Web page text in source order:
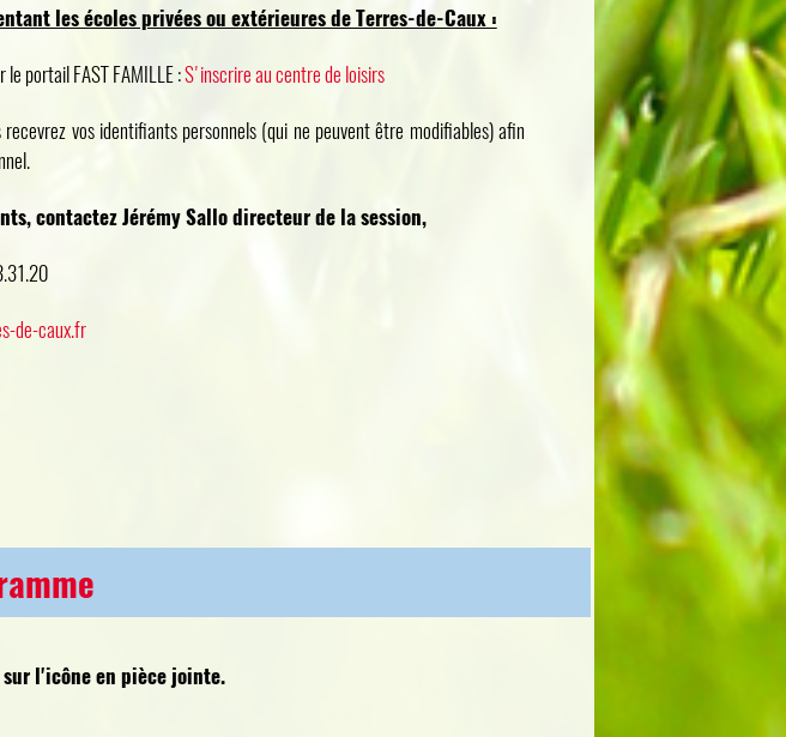
les écoles privées ou extérieures de Terres-de-Caux :
portail FAST FAMILLE :S'inscrire au centre de loisirs
vos identifiants personnels (qui ne peuvent être modifiables) afin
contactez Jérémy Sallo directeur de la session,
de-caux.fr
l'icône en pièce jointe.